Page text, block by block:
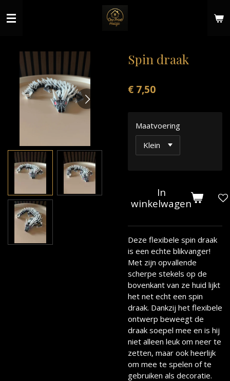
direct
hoofdinhoud
Spin draak
€ 7,50
Maatvoering
In
winkelwagen
Deze flexibele spin draak
is een echte blikvanger!
Met zijn opvallende
scherpe stekels op de
bovenkant van ze huid lijkt
het net echt een spin
draak. Dankzij het flexibele
ontwerp beweegt de
draak soepel mee en is hij
niet alleen leuk om neer te
zetten, maar ook heerlijk
om mee te spelen of te
gebruiken als decoratie.